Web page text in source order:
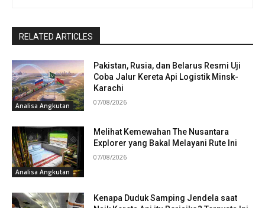
RELATED ARTICLES
Analisa Angkutan
Pakistan, Rusia, dan Belarus Resmi Uji
Coba Jalur Kereta Api Logistik Minsk-
Karachi
07/08/2026
Analisa Angkutan
Melihat Kemewahan The Nusantara
Explorer yang Bakal Melayani Rute Ini
07/08/2026
Kenapa Duduk Samping Jendela saat